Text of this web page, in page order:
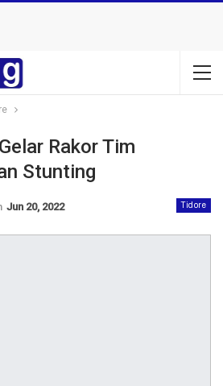
Rakor Tim
Stunting
Tidore
Jun 20, 2022